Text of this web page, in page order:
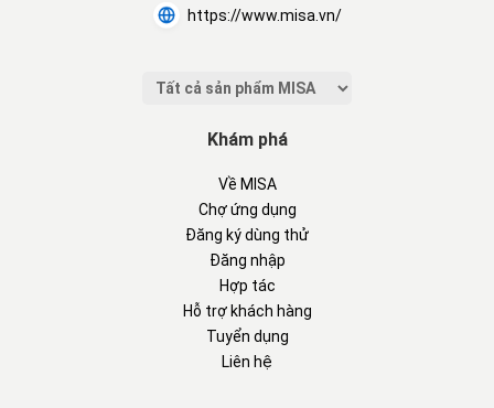
https://www.misa.vn/
Khám phá
Về MISA
Chợ ứng dụng
Đăng ký dùng thử
Đăng nhập
Hợp tác
Hỗ trợ khách hàng
Tuyển dụng
Liên hệ